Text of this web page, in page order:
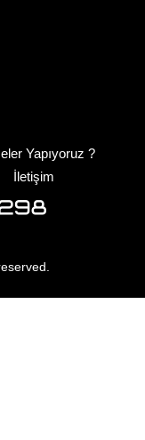
Yapıyoruz ?
İletişim